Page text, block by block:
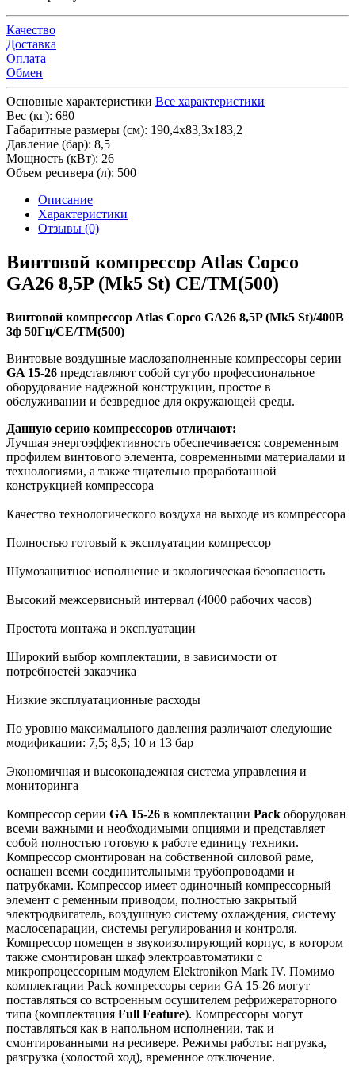
Качество
Доставка
Оплата
Обмен
Основные характеристики Все характеристики
Вес (кг): 680
Габаритные размеры (см): 190,4х83,3х183,2
Давление (бар): 8,5
Мощность (кВт): 26
Объем ресивера (л): 500
Описание
Характеристики
Отзывы (0)
Винтовой компрессор Atlas Copco
GA26 8,5P (Mk5 St) СЕ/TM(500)
Винтовой компрессор Atlas Copco GA26 8,5P (Mk5 St)/400В
3ф 50Гц/СЕ/TM(500)
Винтовые воздушные маслозаполненные компрессоры серии
GA 15-26 представляют собой сугубо профессиональное
оборудование надежной конструкции, простое в
обслуживании и безвредное для окружающей среды.
Данную серию компрессоров отличают:
Лучшая энергоэффективность обеспечивается: современным
профилем винтового элемента, современными материалами и
технологиями, а также тщательно проработанной
конструкцией компрессора
Качество технологического воздуха на выходе из компрессора
Полностью готовый к эксплуатации компрессор
Шумозащитное исполнение и экологическая безопасность
Высокий межсервисный интервал (4000 рабочих часов)
Простота монтажа и эксплуатации
Широкий выбор комплектации, в зависимости от
потребностей заказчика
Низкие эксплуатационные расходы
По уровню максимального давления различают следующие
модификации: 7,5; 8,5; 10 и 13 бар
Экономичная и высоконадежная система управления и
мониторинга
Компрессор серии GA 15-26 в комплектации Pack оборудован
всеми важными и необходимыми опциями и представляет
собой полностью готовую к работе единицу техники.
Компрессор смонтирован на собственной силовой раме,
оснащен всеми соединительными трубопроводами и
патрубками. Компрессор имеет одиночный компрессорный
элемент с ременным приводом, полностью закрытый
электродвигатель, воздушную систему охлаждения, систему
маслосепарации, системы регулирования и контроля.
Компрессор помещен в звукоизолирующий корпус, в котором
также смонтирован шкаф электроавтоматики с
микропроцессорным модулем Elektronikon Mark IV. Помимо
комплектации Pack компрессоры серии GA 15-26 могут
поставляться со встроенным осушителем рефрижераторного
типа (комплектация Full Feature). Компрессоры могут
поставляться как в напольном исполнении, так и
смонтированными на ресивере. Режимы работы: нагрузка,
разгрузка (холостой ход), временное отключение.